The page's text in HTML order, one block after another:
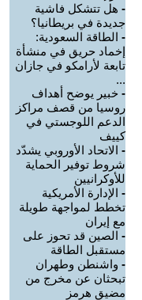
- هل تتشكل فاشية
جديدة في بريطانيا؟
- الطاقة السعودية:
إخماد حريق في منشأة
تابعة لأرامكو في جازان
...
- خبير يوضح أهداف
روسيا من قصف مراكز
الدعم اللوجستي في
كييف
- الاتحاد الأوروبي يشدّد
شروط توفير الحماية
للأوكرانيين
- الإدارة الأمريكية
تخطط لمواجهة طويلة
مع إيران
- الصين قد تحوز على
مستقبل الطاقة
- واشنطن وطهران
تبحثان عن مخرج من
مضيق هرمز